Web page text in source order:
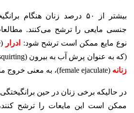
بیشتر از ۵۰ درصد زنان
جنسی مایعی را ترشح می‌کنند.
نوع مایع ممکن است ترشح شود:
ادرار (urine)،
(که به عنوان پرش آب به بیرون (squirting) معروف است) و
زنانه (female ejaculate)، به معنی خروج منی زن.
در حالیکه برخی زنان در حین
ممکن است این مایعات را ترشح